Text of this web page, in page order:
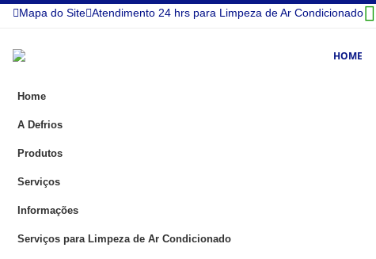
Mapa do Site Atendimento 24 hrs para Limpeza de Ar Condicionado
HOME
Home
A Defrios
Produtos
Serviços
Informações
Serviços para Limpeza de Ar Condicionado